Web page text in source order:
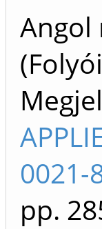
Angol
0021-
pp.